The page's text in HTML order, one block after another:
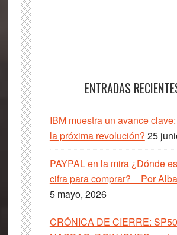
ENTRADAS
IBM muestra un avance
la próxima revolución? 25
PAYPAL en la mira ¿Dónde
cifra para comprar? _ Por
5 mayo, 2026
CRÓNICA DE CIERRE: